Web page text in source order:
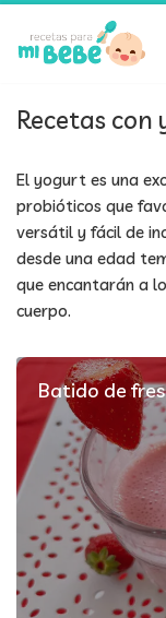
Saltar
contenido
Recetas
El yogurt es una
probióticos que
versátil y fácil de
desde una edad
que encantarán a
cuerpo.
Batido de